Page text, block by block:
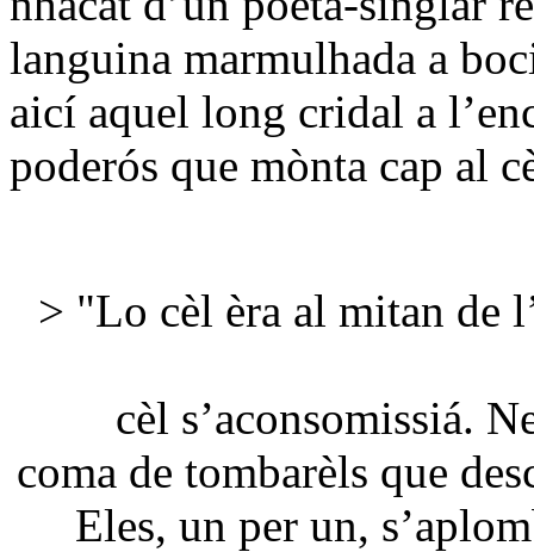
languina marmulhada a
aicí aquel long cridal a
poderós que mònta cap al
> "Lo cèl èra al mitan de
cèl s’aconsomissiá.
coma de tombarèls que
Eles, un per un,